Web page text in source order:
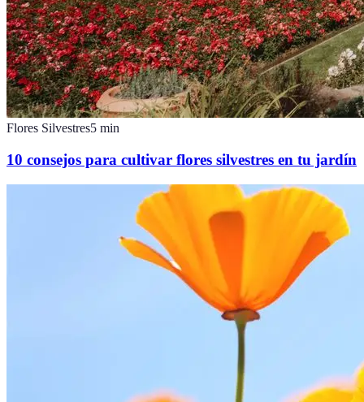
Flores Silvestres5 min
10 consejos para cultivar flores silvestres en tu jardín